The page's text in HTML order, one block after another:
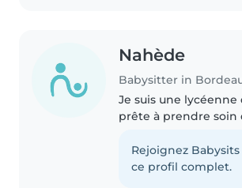
Nahède
Babysitter in
Je suis une lycéenne
prête à prendre soin
d'honneur pour que
passent un agréable
Rejoignez
ce profil complet.